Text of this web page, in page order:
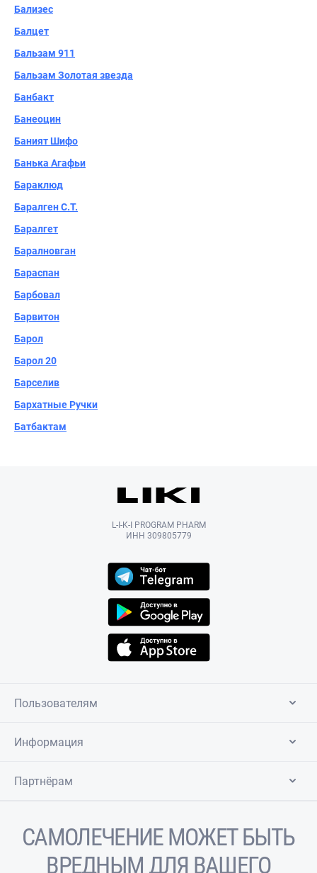
Бализес
Балцет
Бальзам 911
Бальзам Золотая звезда
Банбакт
Банеоцин
Баният Шифо
Банька Агафьи
Бараклюд
Баралген С.Т.
Баралгет
Баралновган
Бараспан
Барбовал
Барвитон
Барол
Барол 20
Барселив
Бархатные Ручки
Батбактам
L-I-K-I PROGRAM PHARM
ИНН 309805779
Пользователям
Информация
Партнёрам
САМОЛЕЧЕНИЕ МОЖЕТ БЫТЬ
ВРЕДНЫМ ДЛЯ ВАШЕГО